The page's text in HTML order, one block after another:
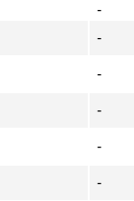
-
-
-
-
-
-